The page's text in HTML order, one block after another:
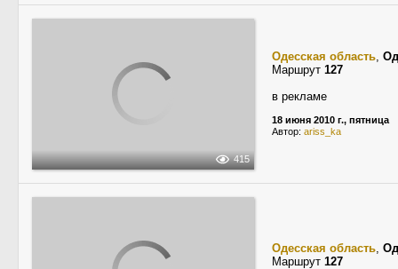
415
Одесская область,
Маршрут 127
в рекламе
18 июня 2010 г., пятница
Автор: ariss_ka
Одесская область,
Маршрут 127